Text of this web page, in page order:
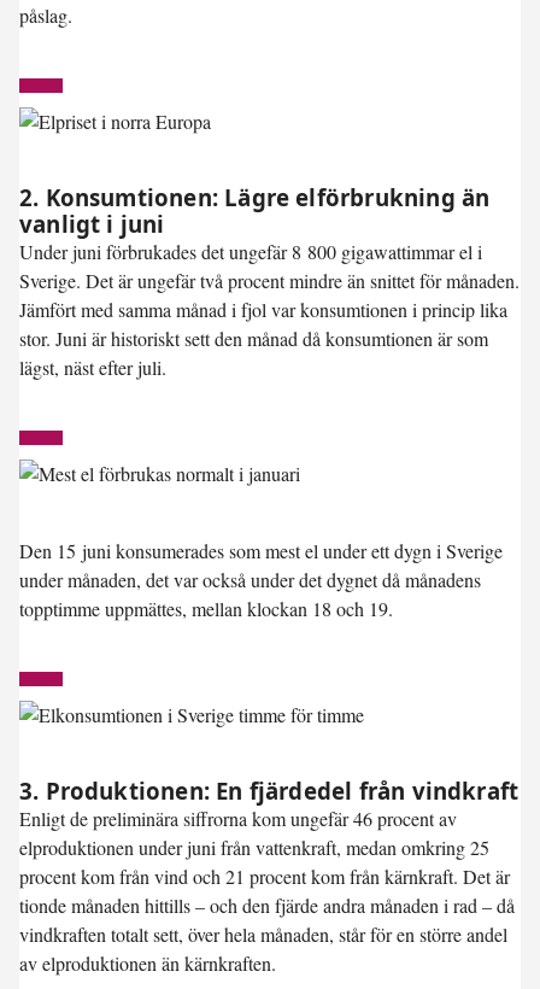
påslag.
2. Konsumtionen: Lägre elförbrukning än
vanligt i juni
Under juni förbrukades det ungefär 8 800 gigawattimmar el i
Sverige. Det är ungefärtvå procent mindre än snittetför månaden.
Jämfört med samma månad i fjol var konsumtionen i princip lika
stor. Juni är historiskt sett den månad då konsumtionen är som
lägst, näst efter juli.
Den 15 juni konsumerades som mest el under ett dygn i Sverige
under månaden, det var också under det dygnet då månadens
topptimme uppmättes, mellan klockan 18 och 19.
3. Produktionen: En fjärdedel från vindkraft
Enligt de preliminära siffrorna kom ungefär 46 procent av
elproduktionen under juni från vattenkraft, medan omkring 25
procent kom från vind och 21 procent kom från kärnkraft. Det är
tionde månaden hittills – och den fjärde andra månaden i rad – då
vindkraften totalt sett, över hela månaden, står för en större andel
av elproduktionen än kärnkraften.